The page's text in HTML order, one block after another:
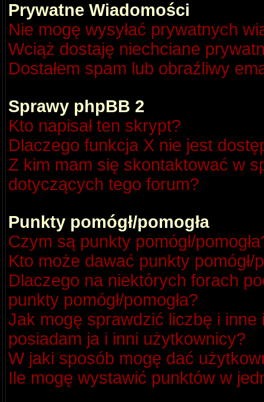
Prywatne Wiadomości
Nie mogę wysyłać prywatnych
Wciąż dostaję niechciane
Dostałem spam lub obraźliwy
Sprawy phpBB 2
Kto napisał ten skrypt?
Dlaczego funkcja X nie jest
Z kim mam się skontaktować w
dotyczących tego forum?
Punkty pomógł/pomogła
Czym są punkty pomógł/
Kto może dawać punkty pomógł/
Dlaczego na niektórych forach
punkty pomógł/pomogła?
Jak mogę sprawdzić liczbę i
posiadam ja i inni użytkownicy?
W jaki sposób mogę dać
Ile mogę wystawić punktów w